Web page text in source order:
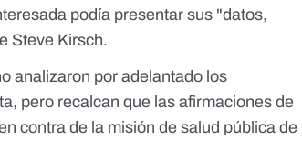
podía presentar sus "datos,
Steve Kirsch.
analizaron por adelantado los
pero recalcan que las afirmaciones de
contra de la misión de salud pública de